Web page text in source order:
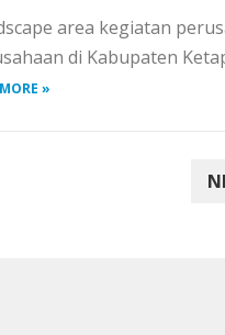
area kegiatan
di Kabupaten
»